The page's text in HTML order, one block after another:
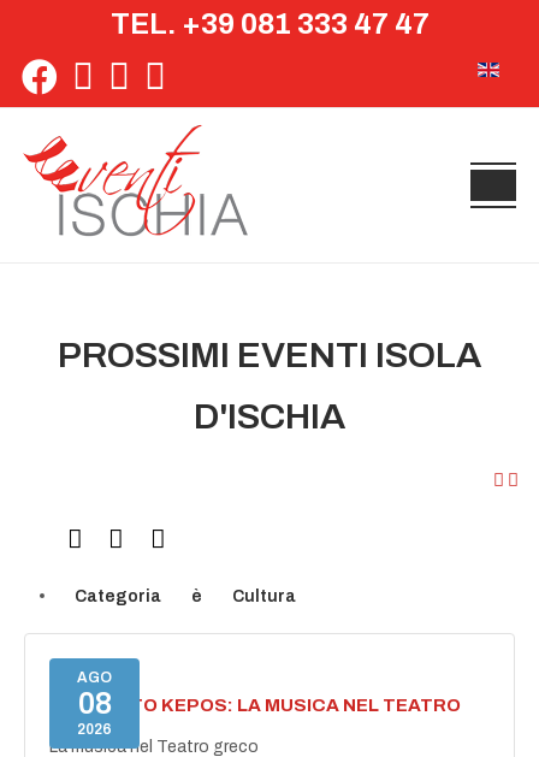
TEL. +39 081 333 47 47
PROSSIMI EVENTI ISOLA
D'ISCHIA
Categoria è Cultura
AGO
08
2026
PROGETTO KEPOS: LA MUSICA NEL TEATRO
GRECO
La musica nel Teatro greco